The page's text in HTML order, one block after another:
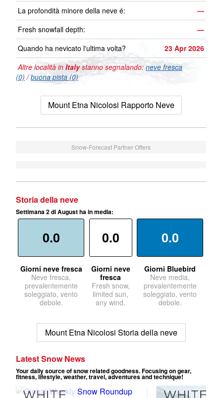
La profondità minore della neve é:
—
Fresh snowfall depth:
—
Quando ha nevicato l'ultima volta?
23 Apr 2026
Altre località in Italystanno segnalando: neve fresca
(0) /buona pista (0)
Mount Etna Nicolosi Rapporto Neve
Snow-Forecast Partner Offers
Storia della neve
Settimana 2 di August ha in media:
0.0
Giorni neve fresca
Neve fresca,
prevalentemente
soleggiato, vento
debole.
0.0
Giorni neve
fresca
Fresh snow,
limited sun,
any wind.
0.0
Giorni Bluebird
Neve media,
prevalentemente
soleggiato, vento
debole.
Mount Etna Nicolosi Storia della neve